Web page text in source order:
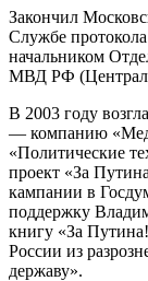
Закончил
Службе
начальником
МВД РФ
В 2003 году
— компанию
«Политические
проект «За
кампании в
поддержку
книгу «За
России из
державу».